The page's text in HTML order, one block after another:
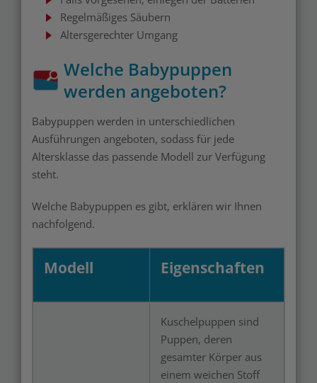
Regelmäßiges Säubern
Altersgerechter Umgang
Welche Babypuppen
werden angeboten?
Babypuppen werden in unterschiedlichen
Ausführungen angeboten, sodass für jede
Altersklasse das passende Modell zur Verfügung
steht.
Welche Babypuppen es gibt, erklären wir Ihnen
nachfolgend.
Modell Eigenschaften
Kuschelpuppen sind
Puppen, deren
gesamter Körper aus
einem weichen Stoff